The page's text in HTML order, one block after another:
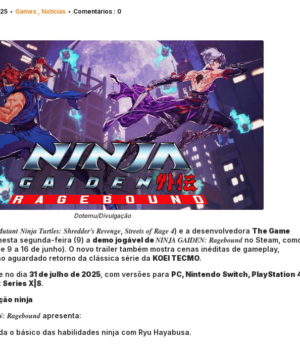
• Games Noticias • Comentários : 0
Dotemu/Divulgação
Ninja Turtles: Shredder's Revenge Streets of Rage 4) e a desenvolvedora The Game
segunda-feira (9) a demo jogável deNINJA GAIDEN: Ragebound no Steam,
9 a 16 de junho). O novo trailer também mostra cenas inéditas de gameplay,
aguardado retorno da clássica série da KOEI TECMO.
no dia 31 de julho de 2025 , com versões para PC, Nintendo Switch, PlayStation
Series X|S.
ninja
Ragebound apresenta:
o básico das habilidades ninja com Ryu Hayabusa.